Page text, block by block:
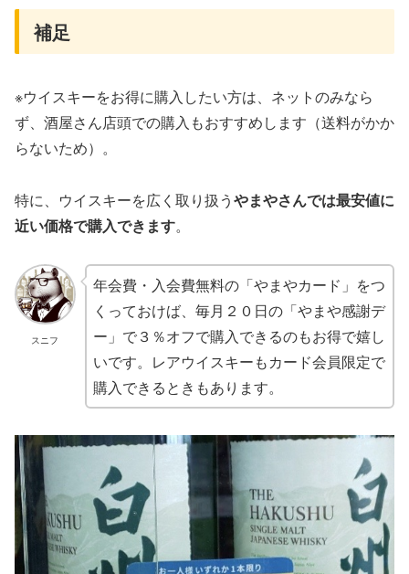
補足
※ウイスキーをお得に購入したい方は、ネットのみなら
ず、酒屋さん店頭での購入もおすすめします（送料がかか
らないため）。
特に、ウイスキーを広く取り扱うやまやさんでは最安値に
近い価格で購入できます。
スニフ
年会費・入会費無料の「やまやカード」をつ
くっておけば、毎月２０日の「やまや感謝デ
ー」で３％オフで購入できるのもお得で嬉し
いです。レアウイスキーもカード会員限定で
購入できるときもあります。